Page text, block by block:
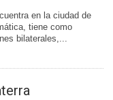
en la ciudad de
tiene como
bilaterales,...